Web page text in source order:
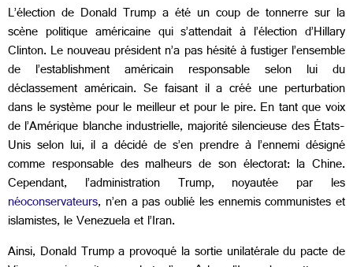
L’élection de Donald Trump a été un coup de tonnerre sur la
scène politique américaine qui s’attendait à l’élection d’Hillary
Clinton. Le nouveau président n’a pas hésité à fustiger l’ensemble
de l’establishment américain responsable selon lui du
déclassement américain. Se faisant il a créé une perturbation
dans le système pour le meilleur et pour le pire. En tant que voix
de l’Amérique blanche industrielle, majorité silencieuse des États-
Unis selon lui, il a décidé de s’en prendre à l’ennemi désigné
comme responsable des malheurs de son électorat: la Chine.
Cependant, l’administration Trump, noyautée par les
néoconservateurs, n’en a pas oublié les ennemis communistes et
islamistes, le Venezuela et l’Iran.
Ainsi, Donald Trump a provoqué la sortie unilatérale du pacte de